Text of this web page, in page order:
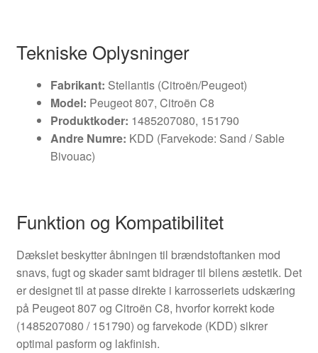
Tekniske Oplysninger
Fabrikant: Stellantis (Citroën/Peugeot)
Model: Peugeot 807, Citroën C8
Produktkoder: 1485207080, 151790
Andre Numre: KDD (Farvekode: Sand / Sable
Bivouac)
Funktion og Kompatibilitet
Dækslet beskytter åbningen til brændstoftanken mod
snavs, fugt og skader samt bidrager til bilens æstetik. Det
er designet til at passe direkte i karrosseriets udskæring
på Peugeot 807 og Citroën C8, hvorfor korrekt kode
(1485207080 / 151790) og farvekode (KDD) sikrer
optimal pasform og lakfinish.